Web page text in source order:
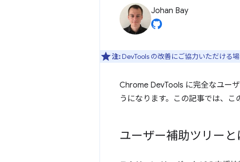
Johan Bay
注:DevTools の改善にご協力いただける場
Chrome DevTools に完全なユー
うになります。この記事では、こ
ユーザー補助ツリーと